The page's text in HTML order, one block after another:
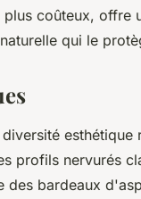
coûteux, offre
qui le
esthétique
profils nervurés
bardeaux